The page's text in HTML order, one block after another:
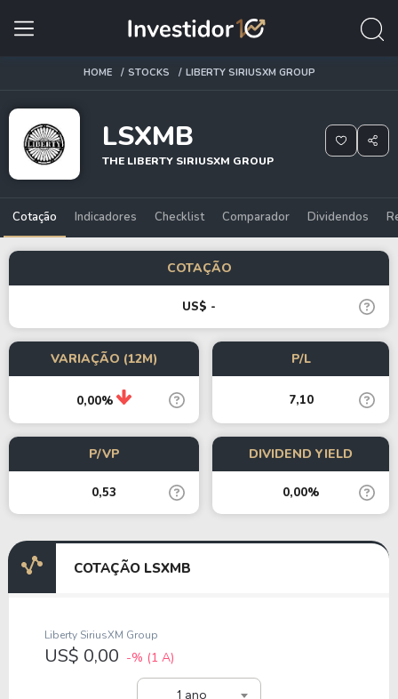
HOME STOCKS LIBERTY SIRIUSXM GROUP
LSXMB
THE LIBERTY SIRIUSXM GROUP
Cotação Indicadores Checklist Comparador Dividendos
COTAÇÃO
US$ -
VARIAÇÃO (12M)
0,00%
P/L
7,10
P/VP
0,53
DIVIDEND YIELD
0,00%
COTAÇÃO LSXMB
1 ano
Liberty SiriusXM Group
US$ 0,00 -% (1 A)